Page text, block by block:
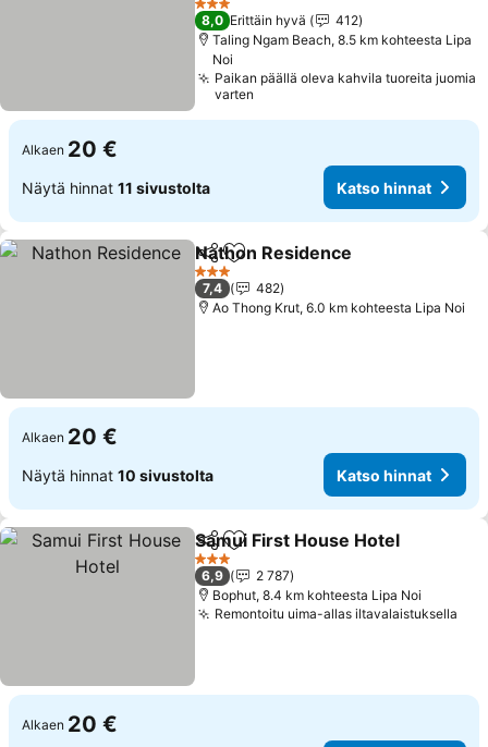
Katso hinnat
3 Tähtiluokitus
8,0 Erittäin hyvä
412
Taling Ngam Beach, 8.5 km kohteesta Lipa
Noi
Paikan päällä oleva kahvila tuoreita juomia
varten
Alkaen 20 €
Näytä hinnat 11 sivustolta Katso hinnat
Jaa Lisää suosikkeihin
Nathon Residence
3 Tähtiluokitus
7,4
482
Ao Thong Krut, 6.0 km kohteesta Lipa Noi
Alkaen 20 €
Näytä hinnat 10 sivustolta Katso hinnat
Jaa Lisää suosikkeihin
Samui First House Hotel
3 Tähtiluokitus
6,9
2 787
Bophut, 8.4 km kohteesta Lipa Noi
Remontoitu uima-allas iltavalaistuksella
Alkaen 20 €